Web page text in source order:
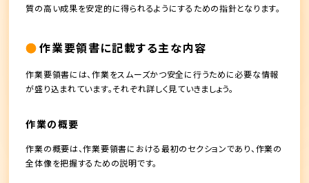
質の高い成果を安定的に得られるようにするための指針となります。
作業要領書に記載する主な内容
作業要領書には、作業をスムーズかつ安全に行うために必要な情報
が盛り込まれています。それぞれ詳しく見ていきましょう。
作業の概要
作業の概要は、作業要領書における最初のセクションであり、作業の
全体像を把握するための説明です。